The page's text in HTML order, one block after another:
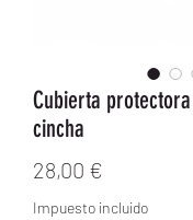
Cubierta
cincha
28,00 €
Impuesto incluido